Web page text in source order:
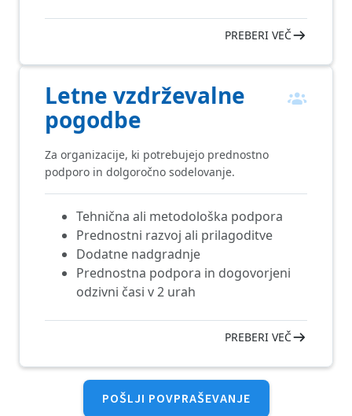
PREBERI VEČ
Letne vzdrževalne
pogodbe
Za organizacije, ki potrebujejo prednostno
podporo in dolgoročno sodelovanje.
Tehnična ali metodološka podpora
Prednostni razvoj ali prilagoditve
Dodatne nadgradnje
Prednostna podpora in dogovorjeni
odzivni časi v 2 urah
PREBERI VEČ
POŠLJI POVPRAŠEVANJE